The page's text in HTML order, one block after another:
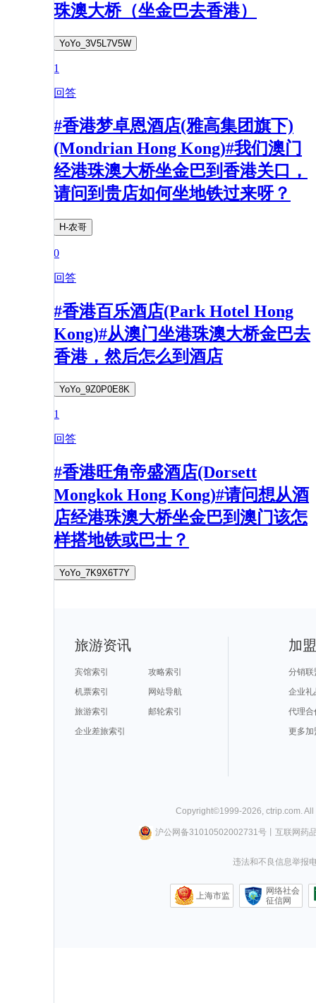
珠澳大桥（坐金巴去香港）
YoYo_3V5L7V5W
1
回答
#香港梦卓恩酒店(雅高集团旗下)
(Mondrian Hong Kong)#我们澳门
经港珠澳大桥坐金巴到香港关口，
请问到贵店如何坐地铁过来呀？
H-农哥
0
回答
#香港百乐酒店(Park Hotel Hong
Kong)#从澳门坐港珠澳大桥金巴去
香港，然后怎么到酒店
YoYo_9Z0P0E8K
1
回答
#香港旺角帝盛酒店(Dorsett
Mongkok Hong Kong)#请问想从酒
店经港珠澳大桥坐金巴到澳门该怎
样搭地铁或巴士？
YoYo_7K9X6T7Y
旅游资讯
宾馆索引
攻略索引
机票索引
网站导航
旅游索引
邮轮索引
企业差旅索引
加
分销联
企业礼
代理合
更多加
Copyright©1999-2026, ctrip.com.
沪公网备31010502002731号丨 互联网药
违法和不良信息举报
上海市监
网络社会
征信网